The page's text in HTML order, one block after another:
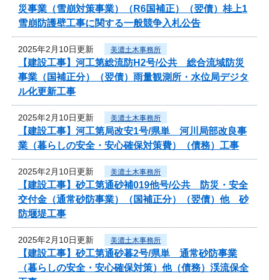
災事業（雪崩対策事業）（R6国補正）（翌債）桂上1
雪崩防護壁工事に関する一般競争入札公告
2025年2月10日更新 美濃土木事務所
【建設工事】河工第総流防H2号/公共 総合流域防災
事業（国補正分）（翌債）雨量観測所・水位局デジタ
ル化更新工事
2025年2月10日更新 美濃土木事務所
【建設工事】河工第局改安1号/県単 河川局部改良事
業（暮らしの安全・安心確保対策費）（債務）工事
2025年2月10日更新 美濃土木事務所
【建設工事】砂工第通砂補019他号/公共 防災・安全
交付金（通常砂防事業）（国補正分）（翌債）他 砂
防堰堤工事
2025年2月10日更新 美濃土木事務所
【建設工事】砂工第通砂暮2号/県単 通常砂防事業
（暮らしの安全・安心確保対策）他（債務）渓流保全